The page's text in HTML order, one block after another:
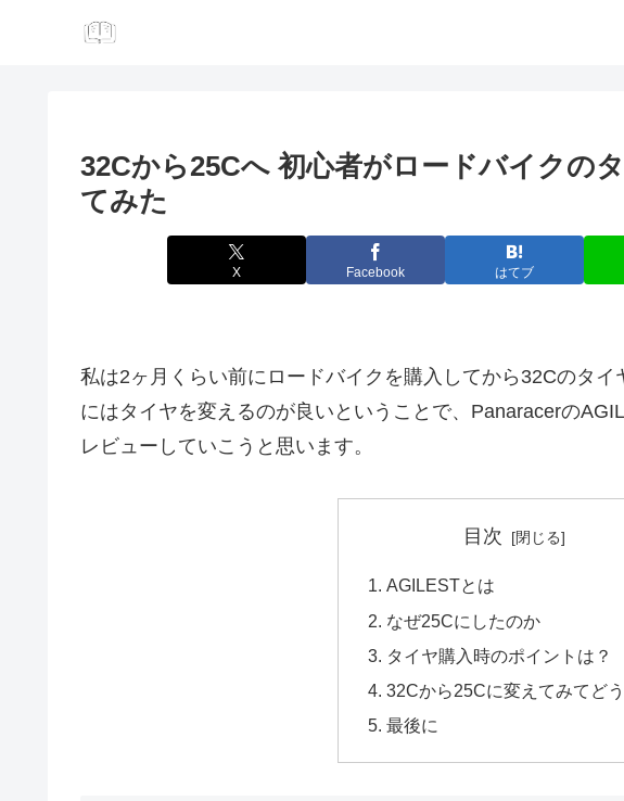
32Cから25Cへ 初心者がロードバイクの
てみた
X Facebook はてブ
私は2ヶ月くらい前にロードバイクを購入してから32Cのタ
にはタイヤを変えるのが良いということで、Panaracerの
レビューしていこうと思います。
目次
AGILESTとは
なぜ25Cにしたのか
タイヤ購入時のポイントは？
32Cから25Cに変えてみてど
最後に